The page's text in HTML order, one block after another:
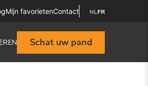
Mijn favorietenContact NLFR
Schat uw pand